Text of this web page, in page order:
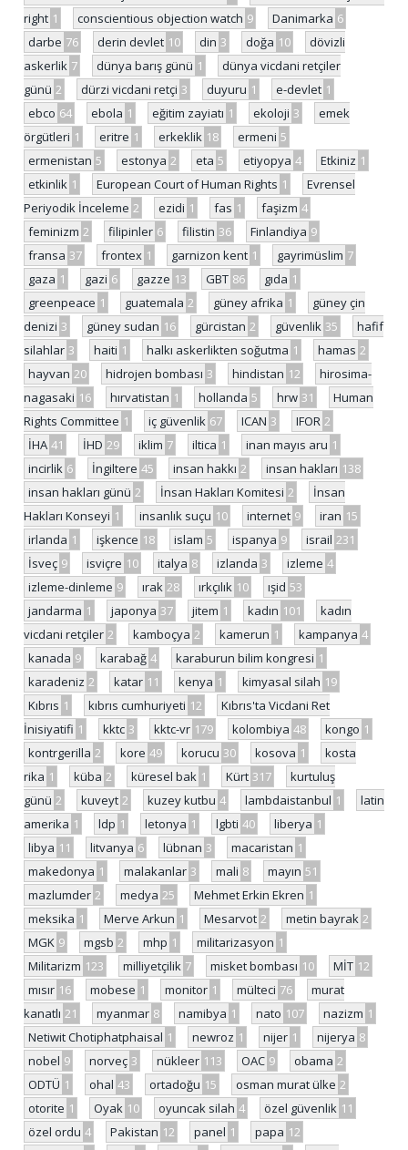
right 1 conscientious objection watch 9 Danimarka 6
darbe 76 derin devlet 10 din 3 doğa 10
dövizli
askerlik 7 dünya barış günü 1
dünya vicdani retçiler
günü 2 dürzi vicdani retçi 3 duyuru 1 e-devlet 1
ebco 64 ebola 1 eğitim zayiatı 1 ekoloji 3
emek
örgütleri 1 eritre 1 erkeklik 18 ermeni 5
ermenistan 5 estonya 2 eta 5 etiyopya 4 Etkiniz 1
etkinlik 1 European Court of Human Rights 1
Evrensel
Periyodik İnceleme 2 ezidi 1 fas 1 faşizm 4
feminizm 2 filipinler 6 filistin 36 Finlandiya 9
fransa 37 frontex 1 garnizon kent 1 gayrimüslim 7
gaza 1 gazi 6 gazze 13 GBT 86 gıda 1
greenpeace 1 guatemala 2 güney afrika 1
güney çin
denizi 3 güney sudan 16 gürcistan 2 güvenlik 35
hafif
silahlar 3 haiti 1 halkı askerlikten soğutma 1 hamas 2
hayvan 20 hidrojen bombası 3 hindistan 12
hirosima-
nagasaki 16 hırvatistan 1 hollanda 5 hrw 31
Human
Rights Committee 1 iç güvenlik 67 ICAN 3 IFOR 2
İHA 41 İHD 29 iklim 7 iltica 1 inan mayıs aru 1
incirlik 6 İngiltere 45 insan hakkı 2 insan hakları 138
insan hakları günü 2 İnsan Hakları Komitesi 2
İnsan
Hakları Konseyi 1 insanlık suçu 10 internet 9 iran 15
irlanda 1 işkence 18 islam 5 ispanya 9 israil 231
İsveç 9 isviçre 10 italya 8 izlanda 3 izleme 4
izleme-dinleme 9 ırak 28 ırkçılık 10 ışid 53
jandarma 1 japonya 37 jitem 1 kadın 101
kadın
vicdani retçiler 2 kamboçya 2 kamerun 1 kampanya 4
kanada 9 karabağ 4 karaburun bilim kongresi 1
karadeniz 2 katar 11 kenya 1 kimyasal silah 19
Kıbrıs 1 kıbrıs cumhuriyeti 12
Kıbrıs'ta Vicdani Ret
İnisiyatifi 1 kktc 3 kktc-vr 179 kolombiya 48 kongo 1
kontrgerilla 2 kore 49 korucu 30 kosova 1
kosta
rika 1 küba 2 küresel bak 1 Kürt 317
kurtuluş
günü 2 kuveyt 2 kuzey kutbu 4 lambdaistanbul 1
latin
amerika 1 ldp 1 letonya 1 lgbti 40 liberya 1
libya 11 litvanya 6 lübnan 3 macaristan 1
makedonya 1 malakanlar 3 mali 8 mayın 51
mazlumder 2 medya 25 Mehmet Erkin Ekren 1
meksika 1 Merve Arkun 1 Mesarvot 2 metin bayrak 2
MGK 9 mgsb 2 mhp 1 militarizasyon 1
Militarizm 123 milliyetçilik 7 misket bombası 10 MİT 12
mısır 16 mobese 1 monitor 1 mülteci 76
murat
kanatlı 21 myanmar 8 namibya 1 nato 107 nazizm 1
Netiwit Chotiphatphaisal 1 newroz 1 nijer 1 nijerya 8
nobel 9 norveç 3 nükleer 113 OAC 9 obama 2
ODTÜ 1 ohal 43 ortadoğu 15 osman murat ülke 2
otorite 1 Oyak 10 oyuncak silah 4 özel güvenlik 11
özel ordu 4 Pakistan 12 panel 1 papa 12